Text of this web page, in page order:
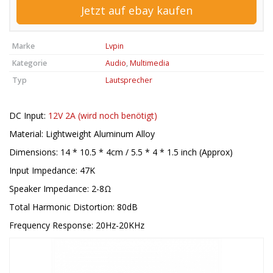
Jetzt auf ebay kaufen
Marke
Lvpin
Kategorie
Audio, Multimedia
Typ
Lautsprecher
DC Input: 12V 2A (wird noch benötigt)
Material: Lightweight Aluminum Alloy
Dimensions: 14 * 10.5 * 4cm / 5.5 * 4 * 1.5 inch (Approx)
Input Impedance: 47K
Speaker Impedance: 2-8Ω
Total Harmonic Distortion: 80dB
Frequency Response: 20Hz-20KHz